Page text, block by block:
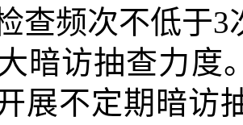
查频次不低于3
暗访抽查力度
展不定期暗访